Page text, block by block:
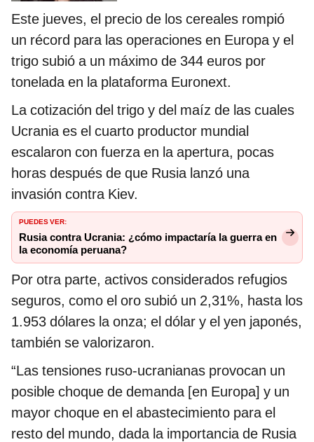
Este jueves, el precio de los cereales rompió
un récord para las operaciones en Europa y el
trigo subió a un máximo de 344 euros por
tonelada en la plataforma Euronext.
La cotización del trigo y del maíz de las cuales
Ucrania es el cuarto productor mundial
escalaron con fuerza en la apertura, pocas
horas después de que Rusia lanzó una
invasión contra Kiev.
PUEDES VER:
Rusia contra Ucrania: ¿cómo impactaría la guerra en
la economía peruana?
Por otra parte, activos considerados refugios
seguros, como el oro subió un 2,31%, hasta los
1.953 dólares la onza; el dólar y el yen japonés,
también se valorizaron.
“Las tensiones ruso-ucranianas provocan un
posible choque de demanda [en Europa] y un
mayor choque en el abastecimiento para el
resto del mundo, dada la importancia de Rusia